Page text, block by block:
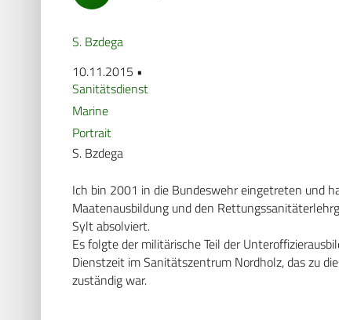
S. Bzdega
10.11.2015 •
Sanitätsdienst
Marine
Portrait
S. Bzdega
Ich bin 2001 in die Bundeswehr eingetreten und
Maatenausbildung und den
Sylt absolviert.
Es folgte der militärische Teil der
Dienstzeit im Sanitätszentrum Nordholz, das zu
zuständig war.